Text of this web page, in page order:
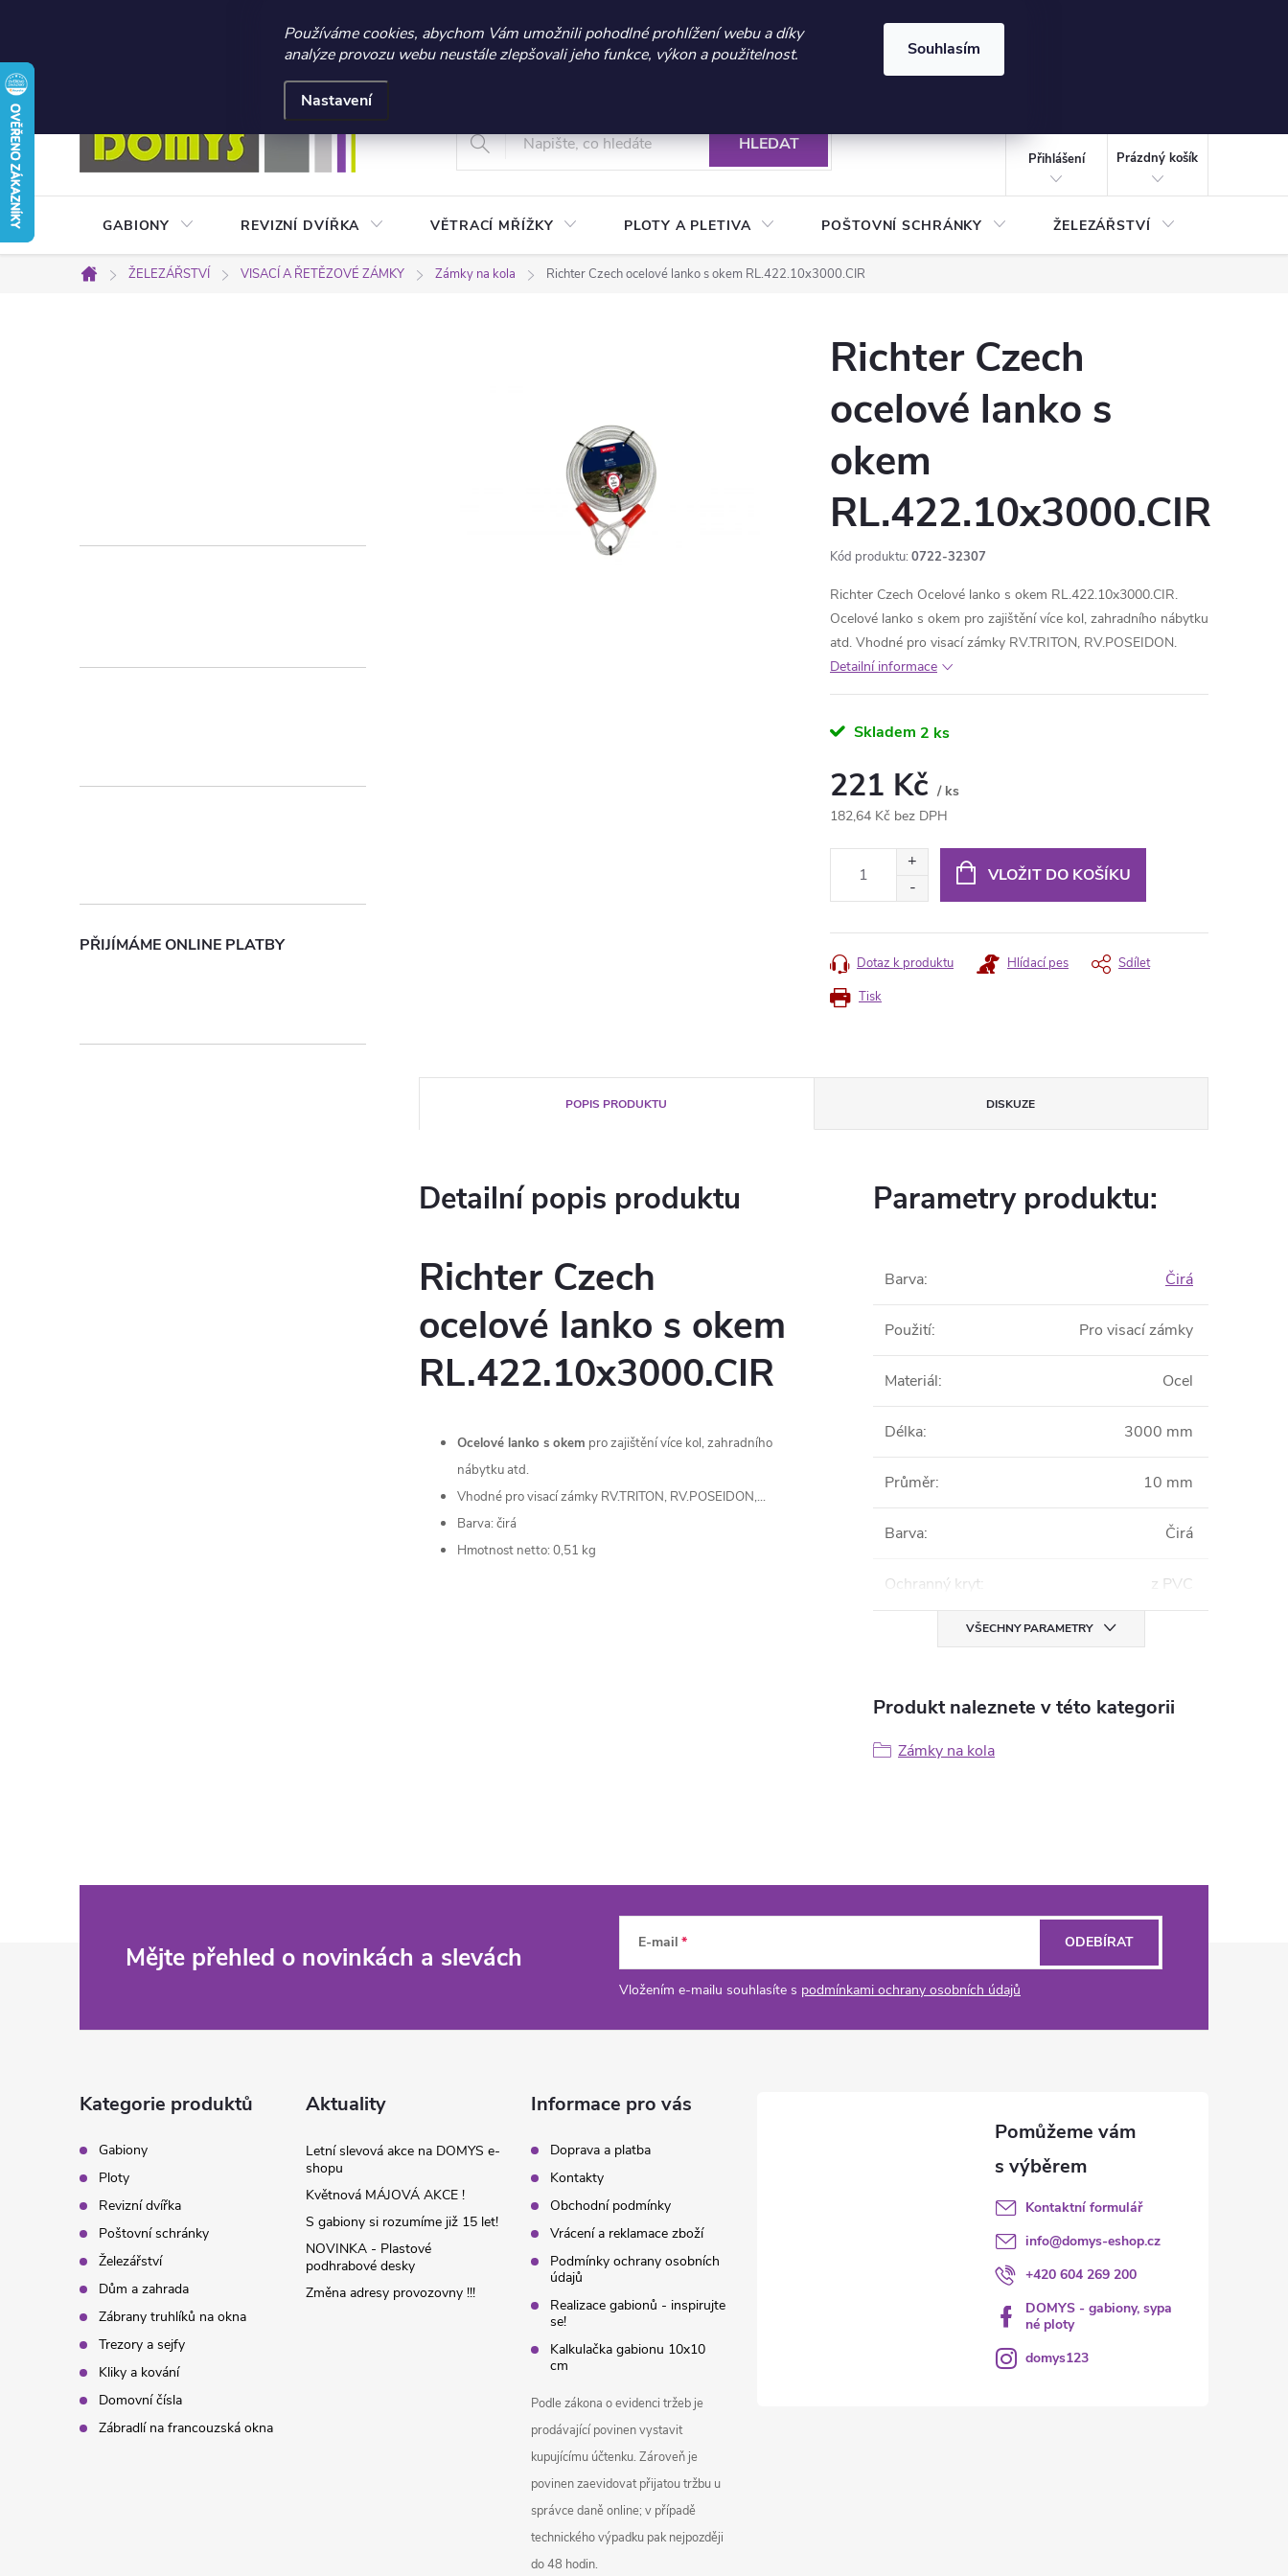
☀️ LETNÍ AKCE 2026 – sleva 300 Kč při nákupu nad 3.000 Kč | Platnost do 21.9.2026 ⏰ | Kód: LÉTO2026
Používáme cookies, abychom Vám umožnili pohodlné prohlížení webu a díky
analýze provozu webu neustále zlepšovali jeho funkce, výkon a použitelnost.
Nastavení
Souhlasím
Přejít
na
obsah
+420 604 269 200
Obchodní podmínky Vrácení a reklamace zboží Podmínky ochrany osobních údajů
HLEDAT
Přihlášení
KOŠÍK
Prázdný košík
GABIONY REVIZNÍ DVÍŘKA VĚTRACÍ MŘÍŽKY PLOTY A PLETIVA POŠTOVNÍ SCHRÁNKY ŽELEZÁŘSTVÍ
Domů
ŽELEZÁŘSTVÍ VISACÍ A ŘETĚZOVÉ ZÁMKY Zámky na kola Richter Czech ocelové lanko s okem RL.422.10x3000.CIR
r
p
e
PŘIJÍMÁME ONLINE PLATBY
Richter Czech
ocelové lanko s
okem
RL.422.10x3000.CIR
Kód produktu: 0722-32307
Richter Czech Ocelové lanko s okem RL.422.10x3000.CIR.
Ocelové lanko s okem pro zajištění více kol, zahradního nábytku
atd. Vhodné pro visací zámky RV.TRITON, RV.POSEIDON.
Detailní informace
Skladem 2 ks
221 Kč / ks
182,64 Kč bez DPH
VLOŽIT DO KOŠÍKU
Tisk
Dotaz k produktu Hlídací pes Sdílet
POPIS PRODUKTU DISKUZE
Detailní popis produktu
Richter Czech
ocelové lanko s okem
RL.422.10x3000.CIR
Ocelové lanko s okem pro zajištění více kol, zahradního
nábytku atd.
Vhodné pro visací zámky RV.TRITON, RV.POSEIDON,...
Barva: čirá
Hmotnost netto: 0,51 kg
Parametry produktu:
Barva: Čirá
Použití: Pro visací zámky
Materiál: Ocel
Délka: 3000 mm
Průměr: 10 mm
Barva: Čirá
Ochranný kryt: z PVC
VŠECHNY PARAMETRY
Produkt naleznete v této kategorii
Zámky na kola
Mějte přehled o novinkách a slevách E-mail
Vložením e-mailu souhlasíte s podmínkami ochrany osobních údajů
ODEBÍRAT
Kategorie produktů
Gabiony
Ploty
Revizní dvířka
Poštovní schránky
Železářství
Dům a zahrada
Zábrany truhlíků na okna
Trezory a sejfy
Kliky a kování
Domovní čísla
Zábradlí na francouzská okna
Aktuality
Letní slevová akce na DOMYS e-
shopu
Květnová MÁJOVÁ AKCE !
S gabiony si rozumíme již 15 let!
NOVINKA - Plastové
podhrabové desky
Změna adresy provozovny !!!
Informace pro vás
Doprava a platba
Kontakty
Obchodní podmínky
Vrácení a reklamace zboží
Podmínky ochrany osobních
údajů
Realizace gabionů - inspirujte
se!
Kalkulačka gabionu 10x10
cm
Podle zákona o evidenci tržeb je
prodávající povinen vystavit
kupujícímu účtenku. Zároveň je
povinen zaevidovat přijatou tržbu u
správce daně online; v případě
technického výpadku pak nejpozději
do 48 hodin.
Kontaktní formulář
info@domys-eshop.cz
+420 604 269 200
DOMYS - gabiony, sypa
né ploty
domys123